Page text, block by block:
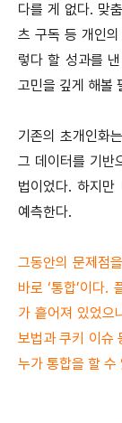
다를 게 없다. 맞
츠 구독 등 개인
렇다 할 성과를
고민을 깊게 해볼
기존의 초개인화
그 데이터를 기반
법이었다. 하지
예측한다.
그동안의 문제점
바로 ‘통합’이다.
가 흩어져 있었으
보법과 쿠키 이슈
누가 통합을 할